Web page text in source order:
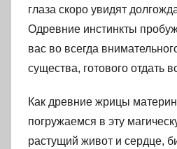
глаза скоро увидят
Одревние инстинкты
вас во всегда
существа, готового отдать
Как древние жрицы
погружаемся в эту
растущий живот и сердце,